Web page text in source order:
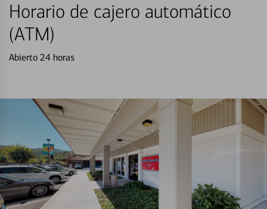
Horario de cajero automático
(ATM)
Abierto 24 horas